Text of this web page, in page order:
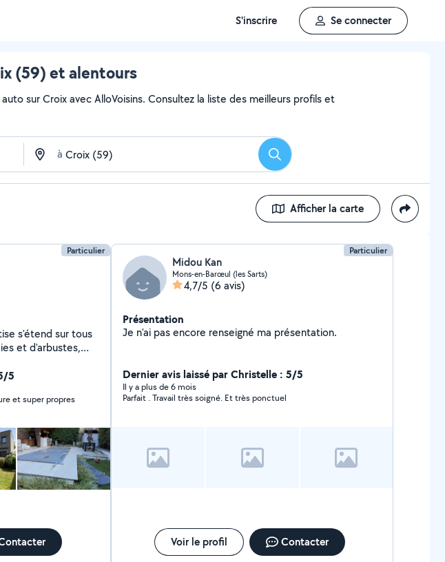
S'inscrire Se connecter
(59) et alentours
sur Croix avec AlloVoisins. Consultez la liste des meilleurs profils et
à Rechercher
Afficher la carte
Particulier
s'étend sur tous
et d'arbustes,
de professionnel.
messagerie
profil. Merci
d'informations
pour faire des
5
et super propres
Particulier
Midou Kan
Mons-en-Barœul (les Sarts)
4,7/5 (6 avis)
Présentation
Je n'ai pas encore renseigné ma présentation.
Dernier avis laissé par Christelle : 5/5
Il y a plus de 6 mois
Parfait . Travail très soigné. Et très ponctuel
Voir le profil Contacter